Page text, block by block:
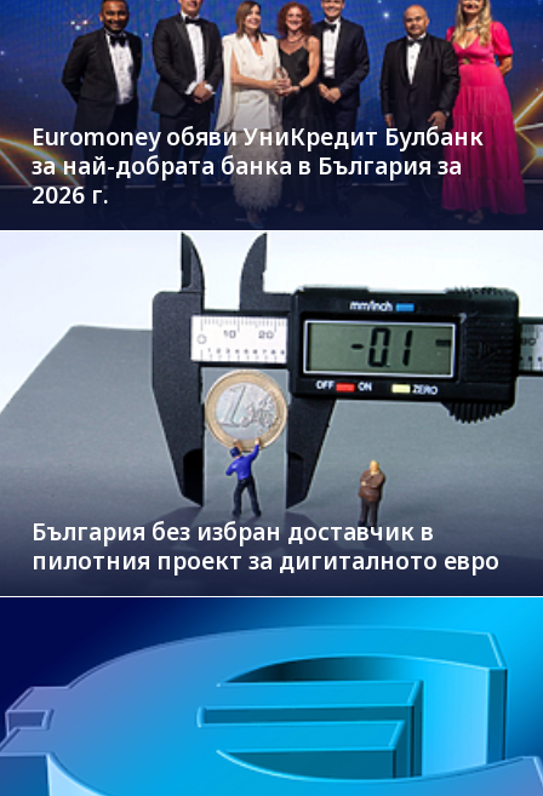
Euromoney обяви УниКредит Булбанк
за най-добрата банка в България за
2026 г.
България без избран доставчик в
пилотния проект за дигиталното евро